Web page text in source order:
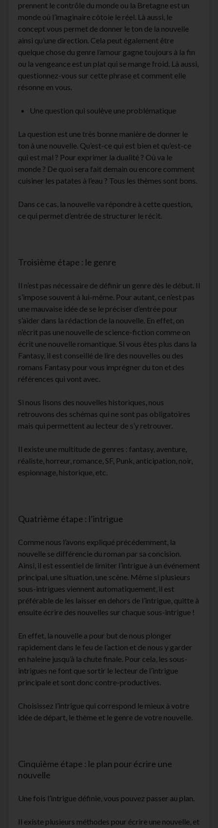
prennent le contrôle du monde ou la Bretagne est un
monde où l’imaginaire côtoie le réel. Là aussi, le
concept vous permet de donner le ton de la nouvelle
ainsi qu’une direction. Cela peut également être
quelque chose du genre l’amour gagne toujours à la fin
ou la vengeance est un plat qui se mange froid. Là aussi,
questionnez-vous sur cette phrase et comment elle
résonne en vous.
Une question qui soulève une problématique
La question est une très bonne manière de donner le
ton à une nouvelle. Qu’est-ce qui est bien et qu’est-ce
qui est mal ? Pour exprimer la dualité ? Où va le
monde ? De quoi sera fait demain ou encore comment
cuisiner les patates à l’eau ? Tous les thèmes sont bons.
Dans ce cas, la nouvelle va répondre à cette question,
ce qui permet d’entrée de structurer le récit.
Troisième étape : le genre
Il n’est pas nécessaire de définir un genre dès le début. Il
s’impose souvent à lui-même. Pour autant, ce n’est pas
une mauvaise idée de se le préciser d’entrée pour
s’aider dans la rédaction de la nouvelle. En effet, on
n’écrit pas une nouvelle de science-fiction comme on
écrit une nouvelle romantique. Si vous êtes plus dans la
Fantasy, il est conseillé de lire des nouvelles ou des
romans Fantasy pour vous imprégner du ton et des
références qui vont avec.
Si nous lisons des nouvelles historiques, nous
retrouvons des schémas qui ne sont pas obligatoires
mais qui permettent au lecteur de s’y retrouver.
Il existe une multitude de genres : fantasy, aventure,
réaliste, horreur, romance, SF, Punk, anticipation, noir,
espionnage, historique, etc.
Quatrième étape : l’intrigue
Comme nous l’avons expliqué précédemment, la
nouvelle se différencie du roman par sa concision.
Ainsi, il est essentiel de limiter l’intrigue à un événement
principal, une situation, une scène. Même si plusieurs
sous-intrigues viennent automatiquement, il est
préférable de les laisser en dehors de l’intrigue, quitte à
ensuite écrire des nouvelles sur chaque sous-intrigue !
En effet, la nouvelle a pour but de nous plonger
rapidement dans le feu de l’action et de nous y garder
en haleine jusqu’à la chute finale. Pour cela, les sous-
intrigues ne font que sortir le lecteur de l’intrigue
principale et sont donc contre-productives.
Choisissez l’intrigue qui correspond le mieux à votre
idée de départ, le thème et le genre de votre nouvelle.
Cinquième étape : le plan pour écrire une
nouvelle
Une fois l’intrigue définie, vous pouvez passer au plan.
Il existe plusieurs méthodes pour écrire une nouvelle, et